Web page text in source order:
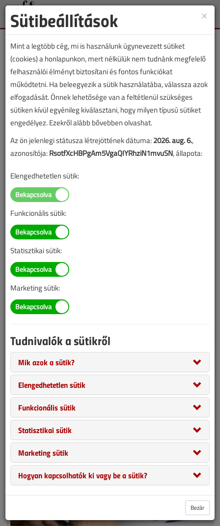
Toggle
VGF&HKL lapszámvásárlás
2016. júniusi lapszám vásárlása
A lapszám megvásárlásával korlátlan hozzáférést kap a
lapszámot. A sikeres online elektronikus fizetést követően
azonnal aktiválódik a hozzáférés a lapszámhoz. A
hozzáférése nem évül el.
A rendeléshez kérjük, lépjen be!
Illetve, ha még nem tette meg, kérjük, regisztráljon!
Tudnivalók az online lapszámvásárlásról
Van más mód ahhoz, hogy hozzáférjek egy lapszámhoz?
A megvásárolt lapszámot megkapom nyomtatott
formában is?
Meddig érvényes a hozzáférés a megvásárolt
lapszámhoz?
VGF&HKL előfizetés
×
Sütibeállítások
Mint a legtöbb cég, mi is használunk úgynevezett sütiket
(cookies) a honlapunkon, mert nélkülük nem tudnánk megfelelő
felhasználói élményt biztosítani és fontos funkciókat
működtetni. Ha beleegyezik a sütik használatába, válassza azok
elfogadását. Önnek lehetősége van a feltétlenül szükséges
sütiken kívül egyénileg kiválasztani, hogy milyen típusú sütiket
engedélyez. Ezekről alább bővebben olvashat.
Az ön jelenlegi státusza létrejöttének dátuma:2026. aug. 6.,
azonosítója:RsotfXcHBPgAm5VgaQIYRhziN1mvuSN, állapota:
Elengedhetetlen sütik:
Funkcionális sütik:
Statisztikai sütik:
Marketing sütik:
Tudnivalók a sütikről
Mik azok a sütik?
Elengedhetetlen sütik
Funkcionális sütik
Statisztikai sütik
Marketing sütik
Hogyan kapcsolhatók ki vagy be a sütik?
Bezár